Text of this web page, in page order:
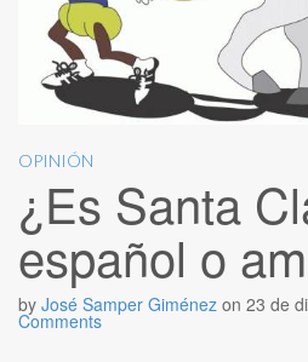
OPINIÓN
¿Es Santa
español o
by José Samper Giménez on 23 de
Comments